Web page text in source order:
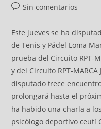
Sin comentarios
Este jueves se ha
de Tenis y Pádel Loma
prueba del Circuito RPT-
y del Circuito RPT-
disputado trece
prolongará hasta el
ha habido una charla a
psicólogo deportivo ceutí